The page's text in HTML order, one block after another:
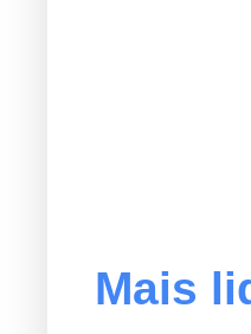
Mais